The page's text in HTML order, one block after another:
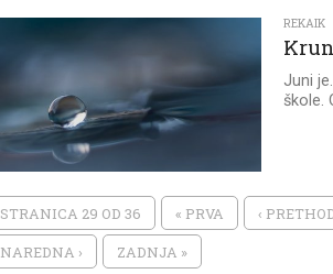
REKAIK
Juni
škole.
STRANICA 29 OD 36 « PRVA ‹
NAREDNA › ZADNJA »